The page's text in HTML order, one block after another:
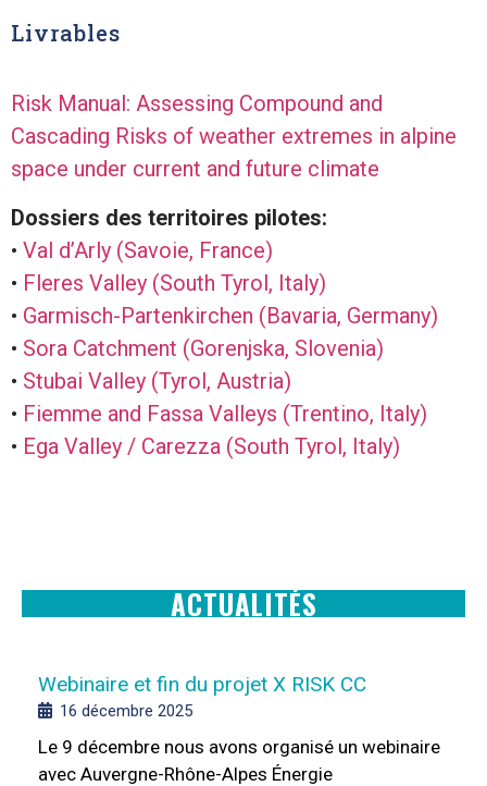
Livrables
Risk Manual: Assessing Compound and
Cascading Risks of weather extremes in alpine
space under current and future climate
Dossiers des territoires pilotes:
• Val d’Arly (Savoie, France)
• Fleres Valley (South Tyrol, Italy)
• Garmisch-Partenkirchen (Bavaria, Germany)
• Sora Catchment (Gorenjska, Slovenia)
• Stubai Valley (Tyrol, Austria)
• Fiemme and Fassa Valleys (Trentino, Italy)
• Ega Valley / Carezza (South Tyrol, Italy)
ACTUALITÉS
Webinaire et fin du projet X RISK CC
16 décembre 2025
Le 9 décembre nous avons organisé un webinaire
avec Auvergne-Rhône-Alpes Énergie